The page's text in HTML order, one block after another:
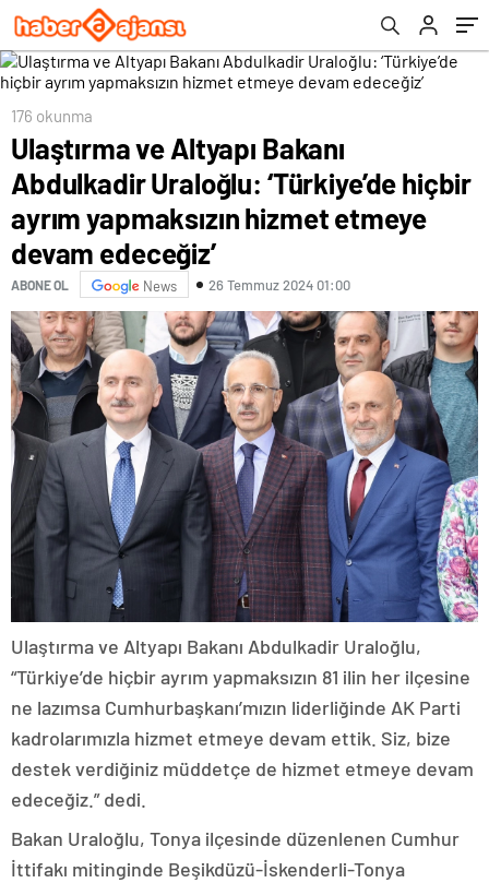
yapmaksızın hizmet etmeye devam
edeceğiz’
176 okunma
Ulaştırma ve Altyapı Bakanı
Abdulkadir Uraloğlu: ‘Türkiye’de hiçbir
ayrım yapmaksızın hizmet etmeye
devam edeceğiz’
ABONE OL News 26 Temmuz 2024 01:00
Ulaştırma ve Altyapı Bakanı Abdulkadir Uraloğlu,
“Türkiye’de hiçbir ayrım yapmaksızın 81 ilin her ilçesine
ne lazımsa Cumhurbaşkanı’mızın liderliğinde AK Parti
kadrolarımızla hizmet etmeye devam ettik. Siz, bize
destek verdiğiniz müddetçe de hizmet etmeye devam
edeceğiz.” dedi.
Bakan Uraloğlu, Tonya ilçesinde düzenlenen Cumhur
İttifakı mitinginde Beşikdüzü-İskenderli-Tonya